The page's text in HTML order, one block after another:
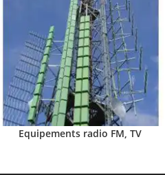
Equipements radio FM, TV